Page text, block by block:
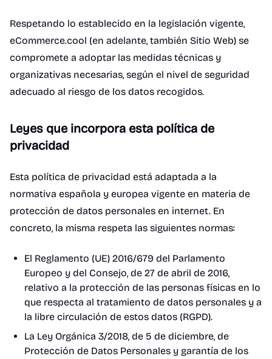
Respetando lo establecido en la legislación vigente,
eCommerce.cool (en adelante, también Sitio Web) se
compromete a adoptar las medidas técnicas y
organizativas necesarias, según el nivel de seguridad
adecuado al riesgo de los datos recogidos.
Leyes que incorpora esta política de
privacidad
Esta política de privacidad está adaptada a la
normativa española y europea vigente en materia de
protección de datos personales en internet. En
concreto, la misma respeta las siguientes normas:
El Reglamento (UE) 2016/679 del Parlamento
Europeo y del Consejo, de 27 de abril de 2016,
relativo a la protección de las personas físicas en lo
que respecta al tratamiento de datos personales y a
la libre circulación de estos datos (RGPD).
La Ley Orgánica 3/2018, de 5 de diciembre, de
Protección de Datos Personales y garantía de los